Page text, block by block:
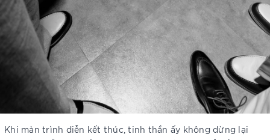
Khi màn trình diễn kết thúc, tinh thần ấy không dừng lại